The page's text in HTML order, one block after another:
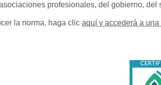
profesionales, del gobierno,
la norma, haga clic aquí y accederá a